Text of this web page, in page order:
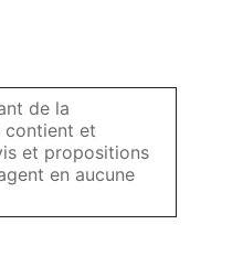
de la
contient et
et propositions
en aucune